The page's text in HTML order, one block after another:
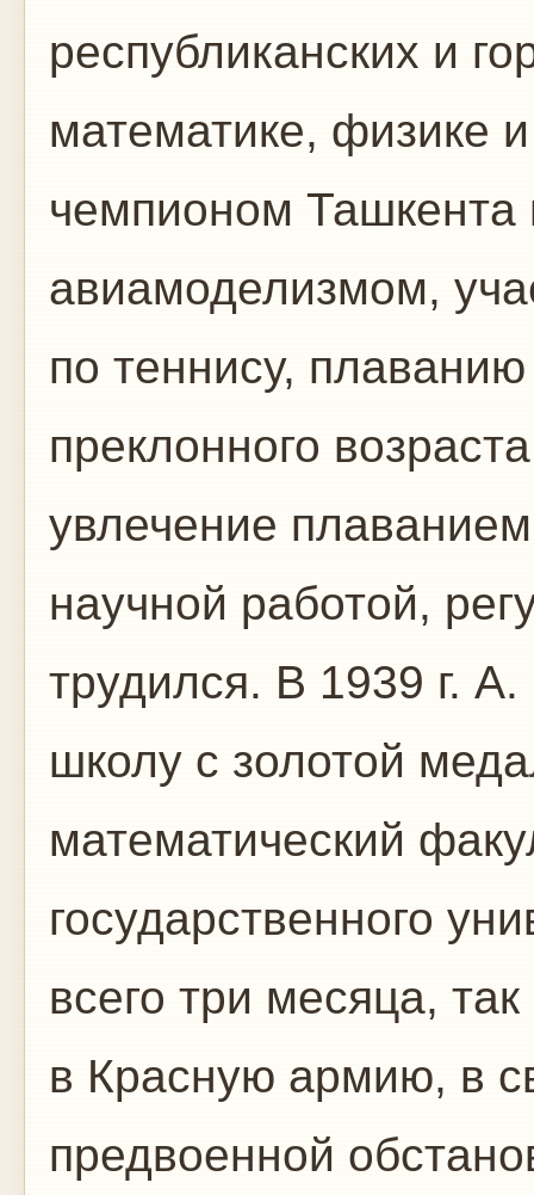
республиканских и
математике, физике
чемпионом Ташкента
авиамоделизмом,
по теннису,
преклонного
увлечение
научной работой,
трудился. В 1939 г.
школу с золотой
математический
государственного
всего три месяца,
в Красную армию, в
предвоенной